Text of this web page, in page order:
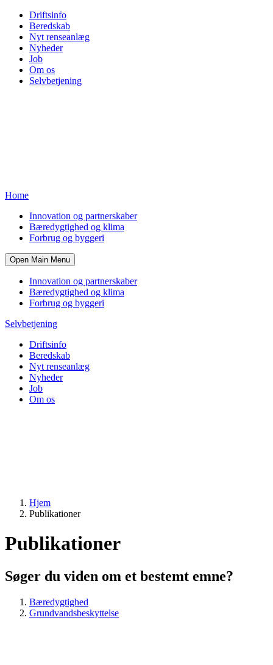
Driftsinfo
Beredskab
Nyt renseanlæg
Nyheder
Job
Om os
Selvbetjening
Home
Innovation og partnerskaber
Bæredygtighed og klima
Forbrug og byggeri
Open Main Menu
Innovation og partnerskaber
Bæredygtighed og klima
Forbrug og byggeri
Selvbetjening
Driftsinfo
Beredskab
Nyt renseanlæg
Nyheder
Job
Om os
Hjem
Publikationer
Publikationer
Søger du viden om et bestemt emne?
Bæredygtighed
Grundvandsbeskyttelse